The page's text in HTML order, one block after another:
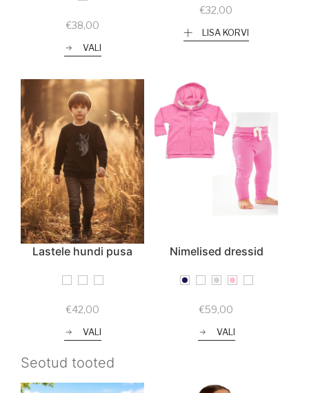
€38,00
VALI
€32,00
LISA KORVI
Lastele hundi pusa
€42,00
VALI
Nimelised dressid
€59,00
VALI
Seotud tooted